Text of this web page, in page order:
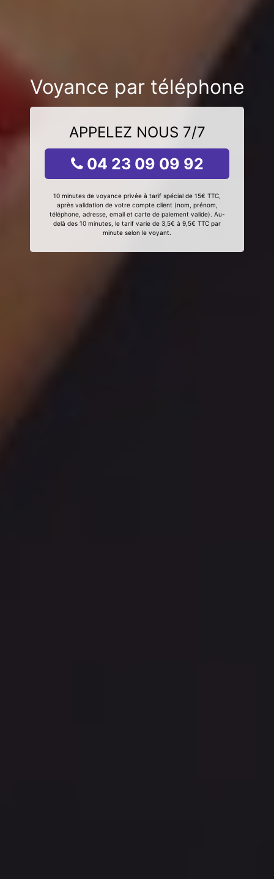
Voyance par téléphone
APPELEZ NOUS 7/7
04 23 09 09 92
10 minutes de voyance privée à tarif spécial de 15€ TTC,
après validation de votre compte client (nom, prénom,
téléphone, adresse, email et carte de paiement valide). Au-
delà des 10 minutes, le tarif varie de 3,5€ à 9,5€ TTC par
minute selon le voyant.